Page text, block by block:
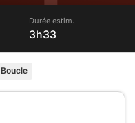
Durée estim.
3h33
Boucle